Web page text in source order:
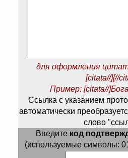
для оформления цитат
[citata//][//
Пример: [citata//
Ссылка с указанием
автоматически
слово
Введите код
(используемые символы: